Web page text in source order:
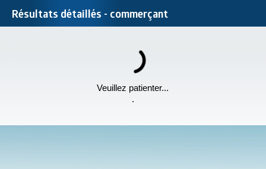
Résultats détaillés - commerçant
Veuillez patienter...
.